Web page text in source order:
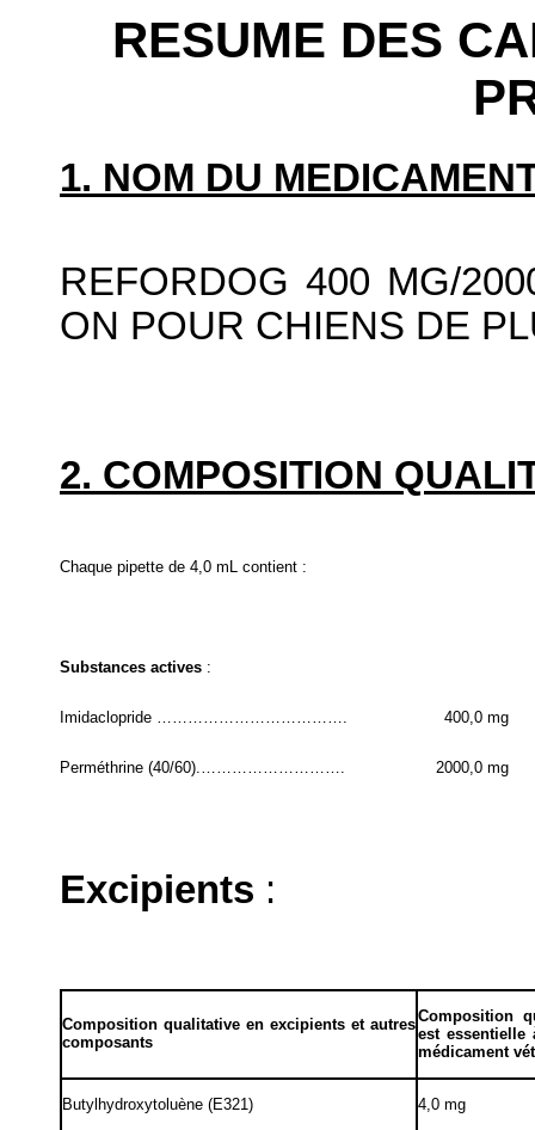
RESUME DES
1. NOM DU
REFORDOG 400 MG/
ON POUR CHIENS DE
2. COMPOSITION
Chaque pipette de 4,0 mL contient :
Substances actives :
Imidaclopride ………………………………. 400,0 mg
Perméthrine (40/60) 2000,0 mg
Excipients :
Composition qualitative en excipients et autres
composants
Composition
est essentielle
médicament
Butylhydroxytoluène (E321) 4,0 mg